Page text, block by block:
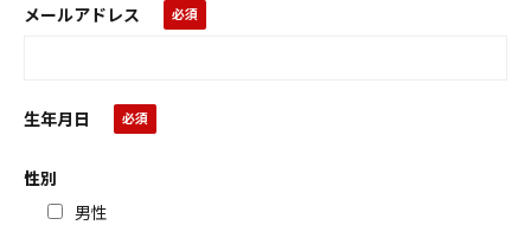
メールアドレス
生年月日
性別
男性